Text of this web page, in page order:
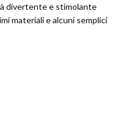
divertente e stimolante
materiali e alcuni semplici